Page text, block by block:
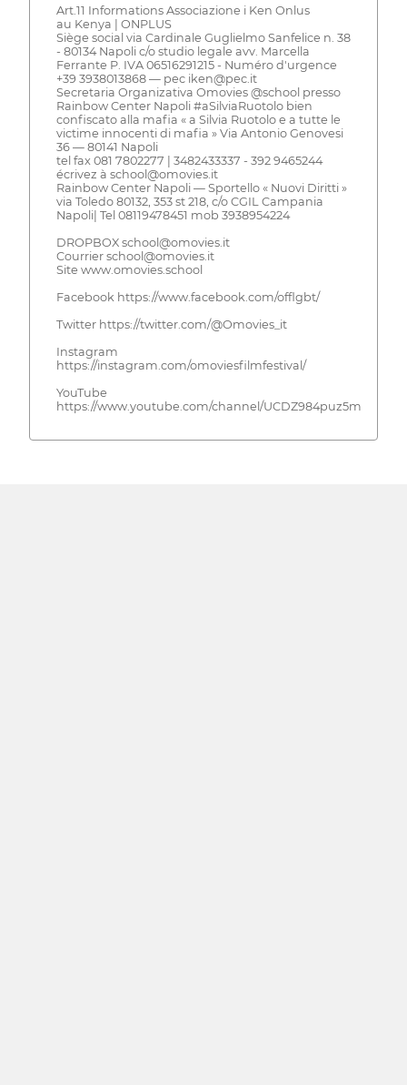
Art.11 Informations Associazione i Ken Onlus
au Kenya | ONPLUS
Siège social via Cardinale Guglielmo Sanfelice n. 38
- 80134 Napoli c/o studio legale avv. Marcella
Ferrante P. IVA 06516291215 - Numéro d'urgence
+39 3938013868 — pec iken@pec.it
Secretaria Organizativa Omovies @school presso
Rainbow Center Napoli #aSilviaRuotolo bien
confiscato alla mafia « a Silvia Ruotolo e a tutte le
victime innocenti di mafia » Via Antonio Genovesi
36 — 80141 Napoli
tel fax 081 7802277 | 3482433337 - 392 9465244
écrivez à school@omovies.it
Rainbow Center Napoli — Sportello « Nuovi Diritti »
via Toledo 80132, 353 st 218, c/o CGIL Campania
Napoli| Tel 08119478451 mob 3938954224
DROPBOX school@omovies.it
Courrier school@omovies.it
Site www.omovies.school
Facebook https://www.facebook.com/offlgbt/
Twitter https://twitter.com/@Omovies_it
Instagram
https://instagram.com/omoviesfilmfestival/
YouTube
https://www.youtube.com/channel/